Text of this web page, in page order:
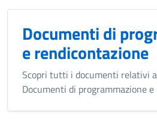
Documenti di
e rendicontazione
Scopri tutti i documenti relativi
Documenti di programmazione